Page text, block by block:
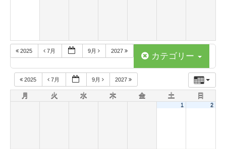
2025 7月 9月 2027
カテゴリー
2025 7月 9月 2027
月 火 水 木 金 土 日
1 2